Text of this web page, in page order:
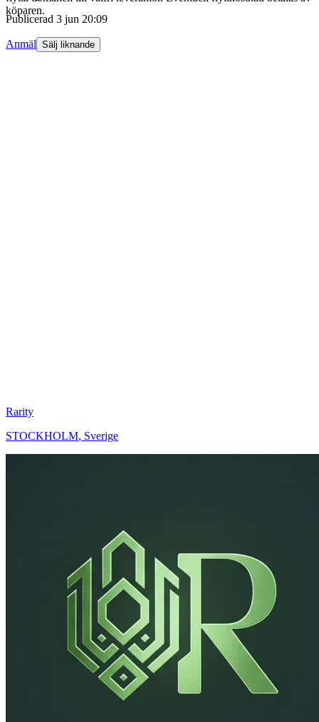
köparen.
Publicerad 3 jun 20:09
Anmäl Sälj liknande
Rarity
STOCKHOLM, Sverige